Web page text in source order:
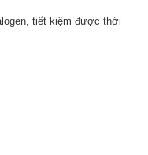
tiết kiệm được thời